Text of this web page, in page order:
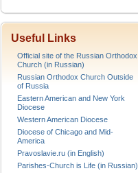
Useful Links
Official site of the Russian Orthodox
Church (in Russian)
Russian Orthodox Church Outside
of Russia
Eastern American and New York
Diocese
Western American Diocese
Diocese of Chicago and Mid-
America
Pravoslavie.ru (in English)
Parishes-Church is Life (in Russian)